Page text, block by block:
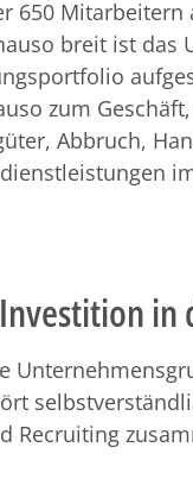
650 Mitarbeitern
breit ist das
zum
Abbruch,
in
Recruiting